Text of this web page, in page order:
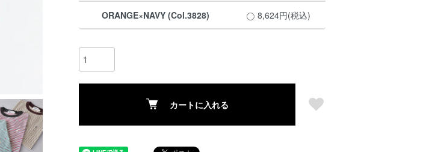
ORANGE×NAVY (Col.3828) 8,624円(税込)
カートに入れる